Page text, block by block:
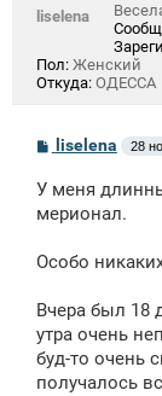
liselena
Пол: Женский
Откуда: ОДЕССА
С
б
щ
и
liselena 28
У меня
мерионал.
Особо
Вчера был 18
утра очень
буд-то очень
получалось